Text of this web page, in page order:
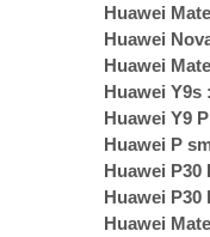
Huawei
Huawei
Huawei
Huawei Y9s
Huawei Y9
Huawei P
Huawei P30
Huawei P30
Huawei